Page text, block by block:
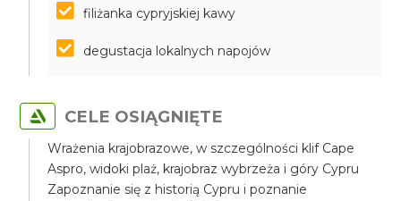
filiżanka cypryjskiej kawy
degustacja lokalnych napojów
CELE OSIĄGNIĘTE
Wrażenia krajobrazowe, w szczególności klif Cape
Aspro, widoki plaż, krajobraz wybrzeża i góry Cypru
Zapoznanie się z historią Cypru i poznanie